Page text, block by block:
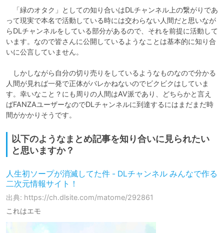
「緑のオタク」としての知り合いはDLチャンネル上の繋がりであ
って現実で本名で活動している時には交わらない人間だと思いなが
らDLチャンネルをしている部分があるので、それを前提に活動して
います。なので皆さんに公開しているようなことは基本的に知り合
いに公言していません。
しかしながら自分の切り売りをしているようなものなので分かる
人間が見れば一発で正体がバレかねないのでビクビクはしていま
す。幸いなこと？にも周りの人間はAV派であり、どちらかと言え
ばFANZAユーザーなのでDLチャンネルに到達するにはまだまだ時
間がかかりそうです。
以下のようなまとめ記事を知り合いに見られたい
と思いますか？
人生初ソープが消滅してた件 - DLチャンネル みんなで作る
二次元情報サイト！
出典: https://ch.dlsite.com/matome/292861
これはエモ